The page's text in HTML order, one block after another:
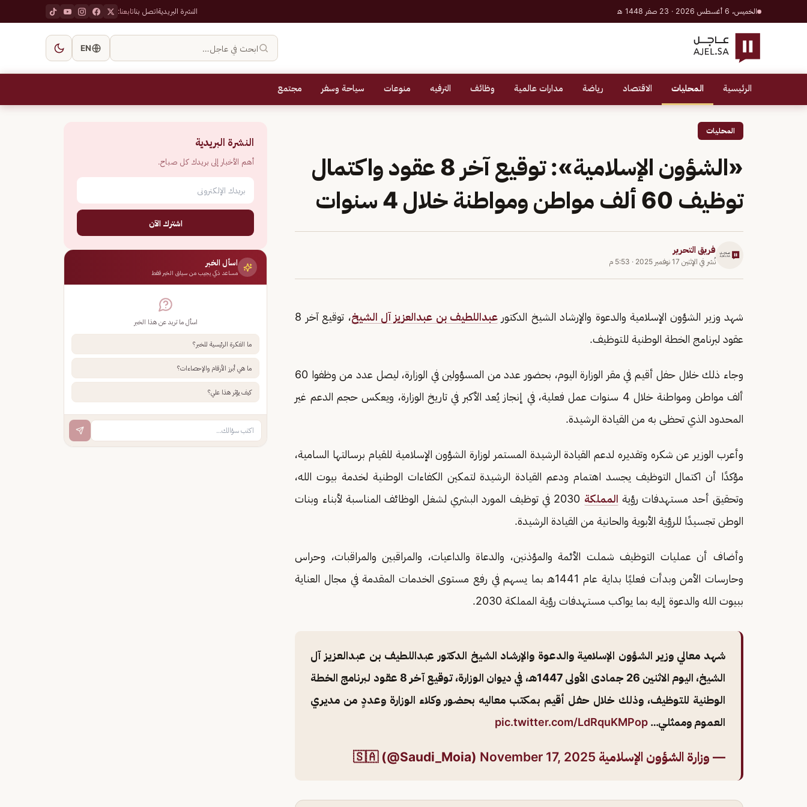
الخميس، 6 أغسطس 2026 · 23 صفر 1448 هـ النشرة البريديةاتصل بناتابعنا:
ابحث في عاجل… EN
الرئيسية المحليات الاقتصاد رياضة مدارات عالمية وظائف الترفيه منوعات سياحة وسفر مجتمع
المحليات
«الشؤون الإسلامية»: توقيع آخر 8 عقود واكتمال
توظيف 60 ألف مواطن ومواطنة خلال 4 سنوات
فريق التحرير
نُشر في الإثنين 17 نوفمبر 2025 · 5:53 م
شهد وزير الشؤون الإسلامية والدعوة والإرشاد الشيخ الدكتور عبداللطيف بن عبدالعزيز آل الشيخ
، توقيع آخر 8
عقود لبرنامج الخطة الوطنية للتوظيف.
وجاء ذلك خلال حفل أقيم في مقر الوزارة اليوم، بحضور عدد من المسؤولين في الوزارة، ليصل عدد من وظفوا 60
ألف مواطن ومواطنة خلال 4 سنوات عمل فعلية، في إنجاز يُعد الأكبر في تاريخ الوزارة، ويعكس حجم الدعم غير
المحدود الذي تحظى به من القيادة الرشيدة.
وأعرب الوزير عن شكره وتقديره لدعم القيادة الرشيدة المستمر لوزارة الشؤون الإسلامية للقيام برسالتها السامية،
مؤكدًا أن اكتمال التوظيف يجسد اهتمام ودعم القيادة الرشيدة لتمكين الكفاءات الوطنية لخدمة بيوت الله،
وتحقيق أحد مستهدفات رؤية المملكة
2030 في توظيف المورد البشري لشغل الوظائف المناسبة لأبناء وبنات
الوطن تجسيدًا للرؤية الأبوية والحانية من القيادة الرشيدة.
وأضاف أن عمليات التوظيف شملت الأئمة والمؤذنين، والدعاة والداعيات، والمراقبين والمراقبات، وحراس
وحارسات الأمن وبدأت فعليًا بداية عام 1441هـ بما يسهم في رفع مستوى الخدمات المقدمة في مجال العناية
ببيوت الله والدعوة إليه بما يواكب مستهدفات رؤية المملكة 2030.
شهد معالي وزير الشؤون الإسلامية والدعوة والإرشاد الشيخ الدكتور عبداللطيف بن عبدالعزيز آل
الشيخ، اليوم الاثنين 26 جمادى الأولى 1447هـ، في ديوان الوزارة، توقيع آخر 8 عقود لبرنامج الخطة
الوطنية للتوظيف، وذلك خلال حفل أقيم بمكتب معاليه بحضور وكلاء الوزارة وعددٍ من مديري
العموم وممثلي… pic.twitter.com/LdRquKMPop
— وزارة الشؤون الإسلامية 🇸🇦 (@Saudi_Moia) November 17, 2025
النشرة البريدية
أهم الأخبار إلى بريدك كل صباح.
اشترك الآن
اسأل الخبر
مساعد ذكي يجيب من سياق الخبر فقط
اسأل ما تريد عن هذا الخبر
ما الفكرة الرئيسية للخبر؟
ما هي أبرز الأرقام والإحصاءات؟
كيف يؤثر هذا علي؟